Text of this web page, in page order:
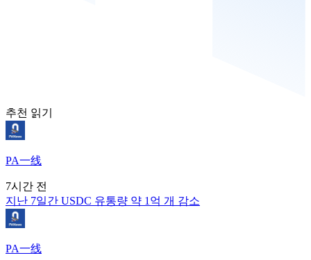
추천 읽기
PA一线
7시간 전
지난 7일간 USDC 유통량 약 1억 개 감소
PA一线